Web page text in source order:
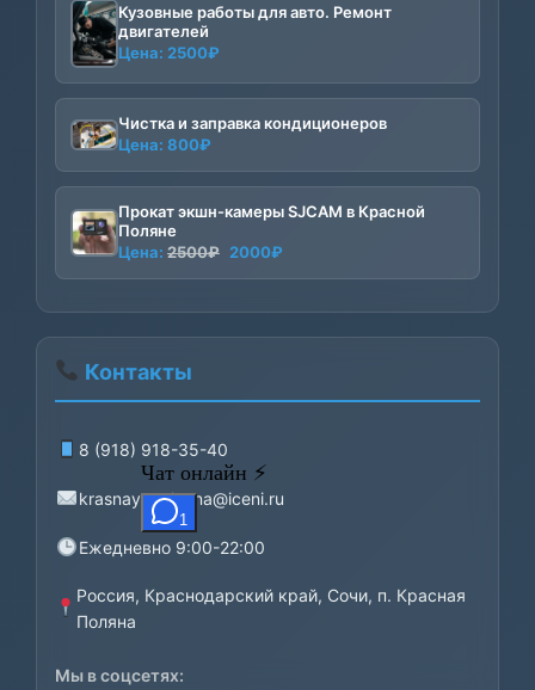
Кузовные работы для авто. Ремонт
двигателей
Цена: 2500₽
Чистка и заправка кондиционеров
Цена: 800₽
Прокат экшн-камеры SJCAM в Красной
Поляне
Цена: 2500₽ Первоначальная
2000₽
Контакты
8 (918) 918-35-40
krasnayapolyana@iceni.ru
Ежедневно 9:00-22:00
Россия, Краснодарский край, Сочи, п. Красная
Поляна
Мы в соцсетях: